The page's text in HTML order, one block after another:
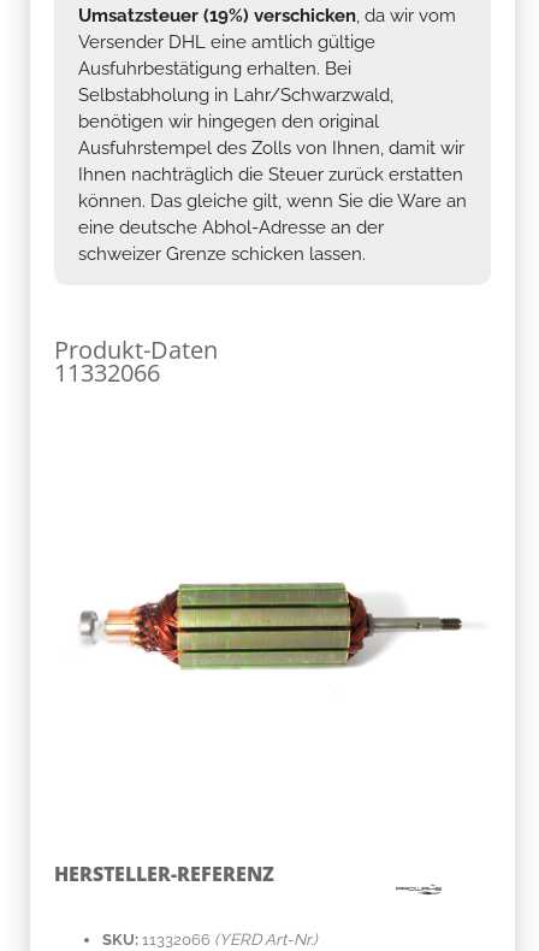
Umsatzsteuer (19%) verschicken, da wir vom
Versender DHL eine amtlich gültige
Ausfuhrbestätigung erhalten. Bei
Selbstabholung in Lahr/Schwarzwald,
benötigen wir hingegen den original
Ausfuhrstempel des Zolls von Ihnen, damit wir
Ihnen nachträglich die Steuer zurück erstatten
können. Das gleiche gilt, wenn Sie die Ware an
eine deutsche Abhol-Adresse an der
schweizer Grenze schicken lassen.
Produkt-Daten
11332066
HERSTELLER-REFERENZ
SKU: 11332066 (YERD Art-Nr.)